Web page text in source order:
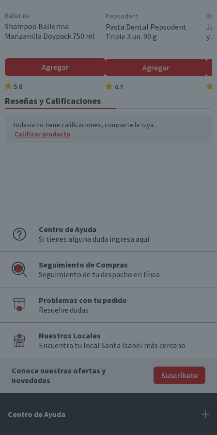
Género
Hombre
Cantidad
Formato
Roll On
Válida hasta su fecha de caducidad
Ballerina
Shampoo Ballerina
Manzanilla Doypack 750 ml
Agregar
5.0
Pepsodent
Pasta Dental Pepsodent
Triple 3 un. 90 g
Agregar
4.7
y
Reseñas y Calificaciones
Todavía no tiene calificaciones, comparte la tuya.
Calificar producto
Centro de Ayuda
Si tienes alguna duda ingresa aquí
Seguimiento de Compras
Seguimiento de tu despacho en línea
Problemas con tu pedido
Resuelve dudas
Nuestros Locales
Encuentra tu local Santa Isabel más cercano
Conoce nuestras ofertas y
novedades
Suscríbete
Centro de Ayuda